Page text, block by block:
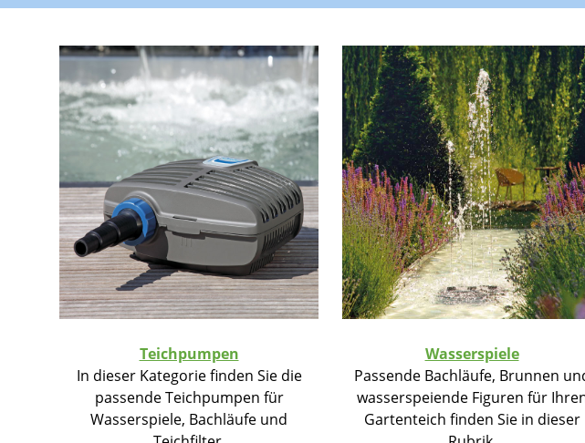
Teichpumpen
In dieser Kategorie finden Sie die
passende Teichpumpen für
Wasserspiele, Bachläufe und
Wasserspiele
Passende Bachläufe, Brunnen
wasserspeiende Figuren für
Gartenteich finden Sie in dieser